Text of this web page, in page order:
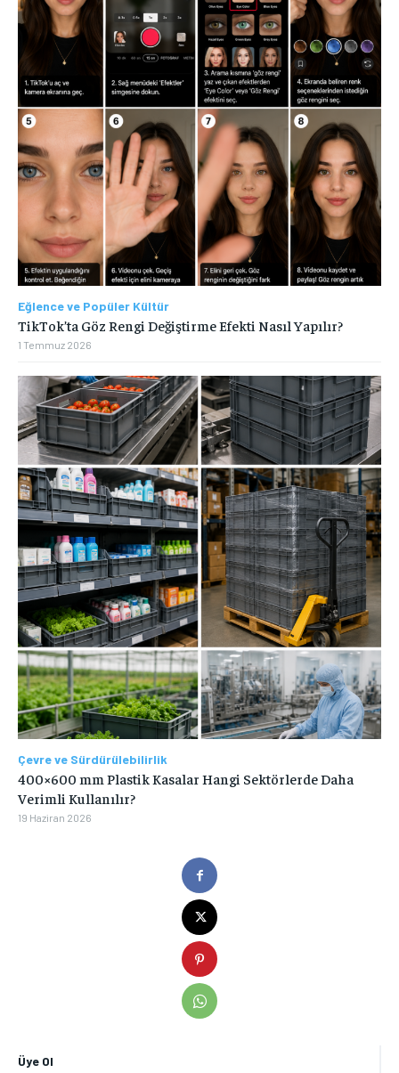
Üye Ol
Eğlence ve Popüler Kültür
TikTok’ta Göz Rengi Değiştirme Efekti Nasıl Yapılır?
1 Temmuz 2026
Çevre ve Sürdürülebilirlik
400×600 mm Plastik Kasalar Hangi Sektörlerde Daha
Verimli Kullanılır?
19 Haziran 2026